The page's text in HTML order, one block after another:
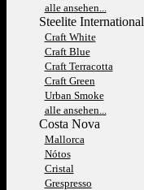
alle ansehen...
Steelite International
Craft White
Craft Blue
Craft Terracotta
Craft Green
Urban Smoke
alle ansehen...
Costa Nova
Mallorca
Nótos
Cristal
Grespresso